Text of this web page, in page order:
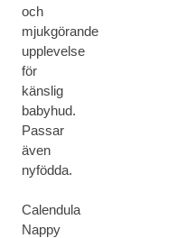
och
mjukgörande
upplevelse
för
känslig
babyhud.
Passar
även
nyfödda.
Calendula
Nappy